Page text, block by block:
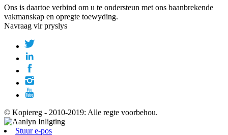
Ons is daartoe verbind om u te ondersteun met ons baanbrekende
vakmanskap en opregte toewyding.
Navraag vir pryslys
© Kopiereg - 2010-2019: Alle regte voorbehou.
Stuur e-pos